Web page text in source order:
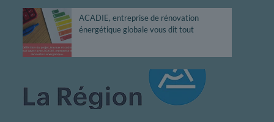
ACADIE, entreprise de rénovation
énergétique globale vous dit tout